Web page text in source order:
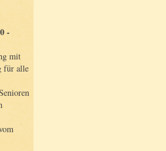
-
mit
für alle